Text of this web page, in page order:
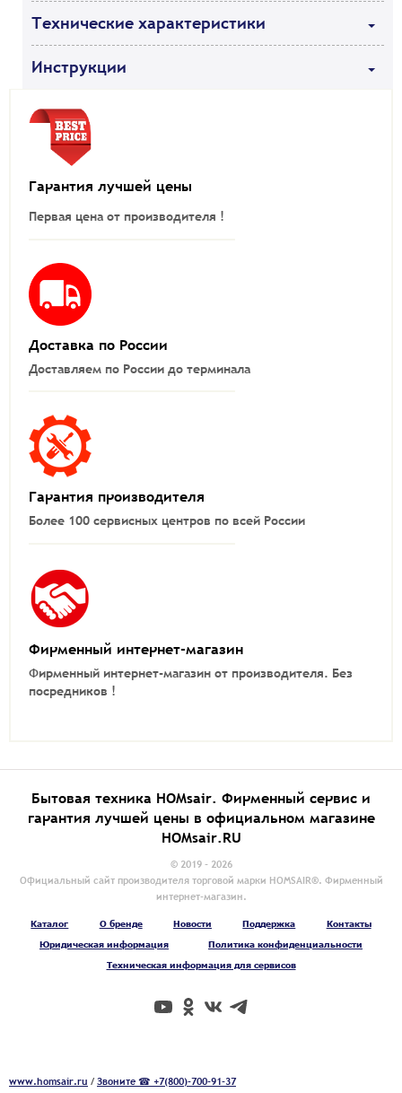
Технические характеристики
Инструкции
Гарантия лучшей цены
Первая цена от производителя !
Доставка по России
Доставляем по России до терминала
Гарантия производителя
Более 100 сервисных центров по всей России
Фирменный интернет-магазин
Фирменный интернет-магазин от производителя. Без
посредников !
Бытовая техника HOMsair. Фирменный сервис и
гарантия лучшей цены в официальном магазине
HOMsair.RU
© 2019 - 2026
Официальный сайт производителя торговой марки HOMSAIR®. Фирменный
интернет-магазин.
Каталог О бренде Новости Поддержка
Контакты
Юридическая информация
Политика конфиденциальности
Техническая информация для сервисов
www.homsair.ru /Звоните ☎ +7(800)-700-91-37